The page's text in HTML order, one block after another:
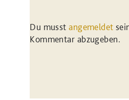
Du musstangemeldet
Kommentar abzugeben.